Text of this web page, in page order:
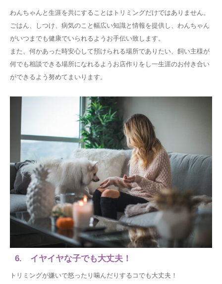
わんちゃんと生涯を共にすることはトリミングだけではありません。
ごはん、しつけ、病気のこと幅広い知識と情報を提供し、わんちゃん
がいつまでも健康でいられるようお手伝い致します。
また、何かあった時安心して預けられる場所でありたい、飼い主様が
何でも相談できる場所になれるようお店作りをし一生涯のお付き合い
ができるよう努めてまいります。
6. イヤイヤな子でも大丈夫！
トリミングが嫌いで怒ったり噛んだりするコでも大丈夫！